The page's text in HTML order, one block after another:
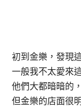
初到金樂，發現
一般我不太愛來
他們大都暗暗的
但金樂的店面很